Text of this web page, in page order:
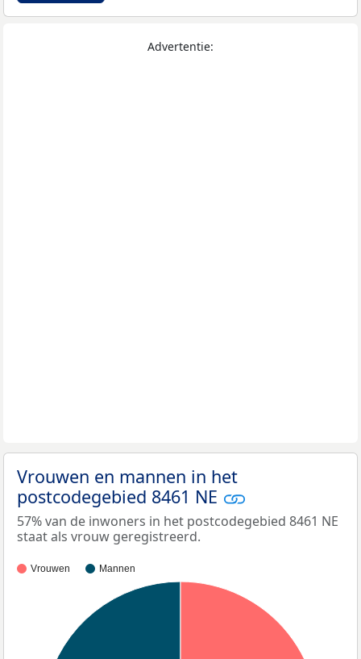
Advertentie:
Vrouwen en mannen in het
postcodegebied 8461 NE
57% van de inwoners in het postcodegebied 8461 NE
staat als vrouw geregistreerd.
Vrouwen Mannen